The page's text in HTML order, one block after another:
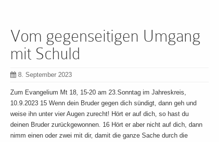
Vom gegenseitigen Umgang
mit Schuld
8. September 2023
Zum Evangelium Mt 18, 15-20 am 23.Sonntag im Jahreskreis,
10.9.2023 15 Wenn dein Bruder gegen dich sündigt, dann geh und
weise ihn unter vier Augen zurecht! Hört er auf dich, so hast du
deinen Bruder zurückgewonnen. 16 Hört er aber nicht auf dich, dann
nimm einen oder zwei mit dir, damit die ganze Sache durch die